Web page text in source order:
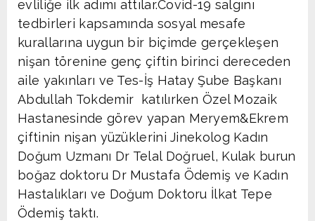
evliliğe ilk adımı attılar.Covid-19 salgını
tedbirleri kapsamında sosyal mesafe
kurallarına uygun bir biçimde gerçekleşen
nişan törenine genç çiftin birinci dereceden
aile yakınları ve Tes-İş Hatay Şube Başkanı
Abdullah Tokdemir katılırken Özel Mozaik
Hastanesinde görev yapan Meryem&Ekrem
çiftinin nişan yüzüklerini Jinekolog Kadın
Doğum Uzmanı Dr Telal Doğruel, Kulak burun
boğaz doktoru Dr Mustafa Ödemiş ve Kadın
Hastalıkları ve Doğum Doktoru İlkat Tepe
Ödemiş taktı.